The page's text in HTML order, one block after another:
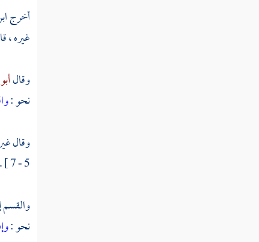
أخرج
غيره ،
وقال
نحو :
وقال
5 - 7 ] . وبمفعوله نحو :
نحو :